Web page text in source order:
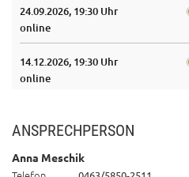
24.09.2026, 19:30 Uhr
online
14.12.2026, 19:30 Uhr
online
ANSPRECHPERSON
Anna Meschik